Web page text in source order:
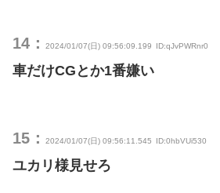
14： 2024/01/07(日) 09:56:09.199 ID:qJvPWRnr0
車だけCGとか1番嫌い
15： 2024/01/07(日) 09:56:11.545 ID:0hbVUi530
ユカリ様見せろ